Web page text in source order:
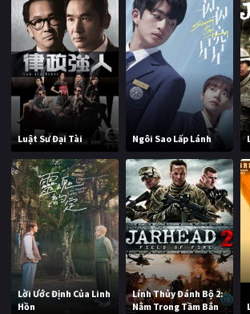
Luật Sư Đại Tài Ngôi Sao Lấp Lánh
Lời Ước Định Của Linh
Hồn
Lính Thủy Đánh Bộ 2:
Nằm Trong Tầm Bắn